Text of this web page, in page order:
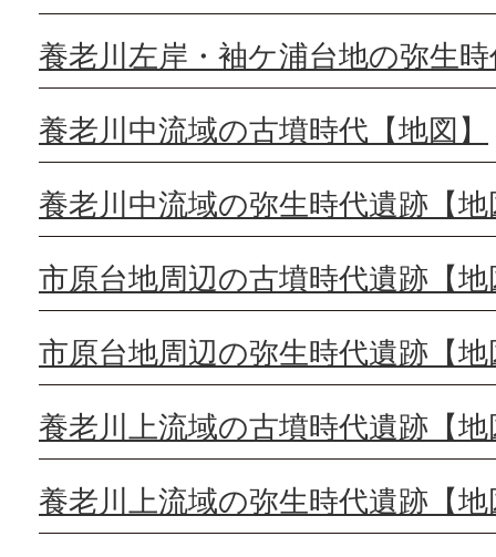
養老川左岸・袖ケ浦台地の弥生
養老川中流域の古墳時代【地図】
養老川中流域の弥生時代遺跡【地
市原台地周辺の古墳時代遺跡【地
市原台地周辺の弥生時代遺跡【地
養老川上流域の古墳時代遺跡【地
養老川上流域の弥生時代遺跡【地